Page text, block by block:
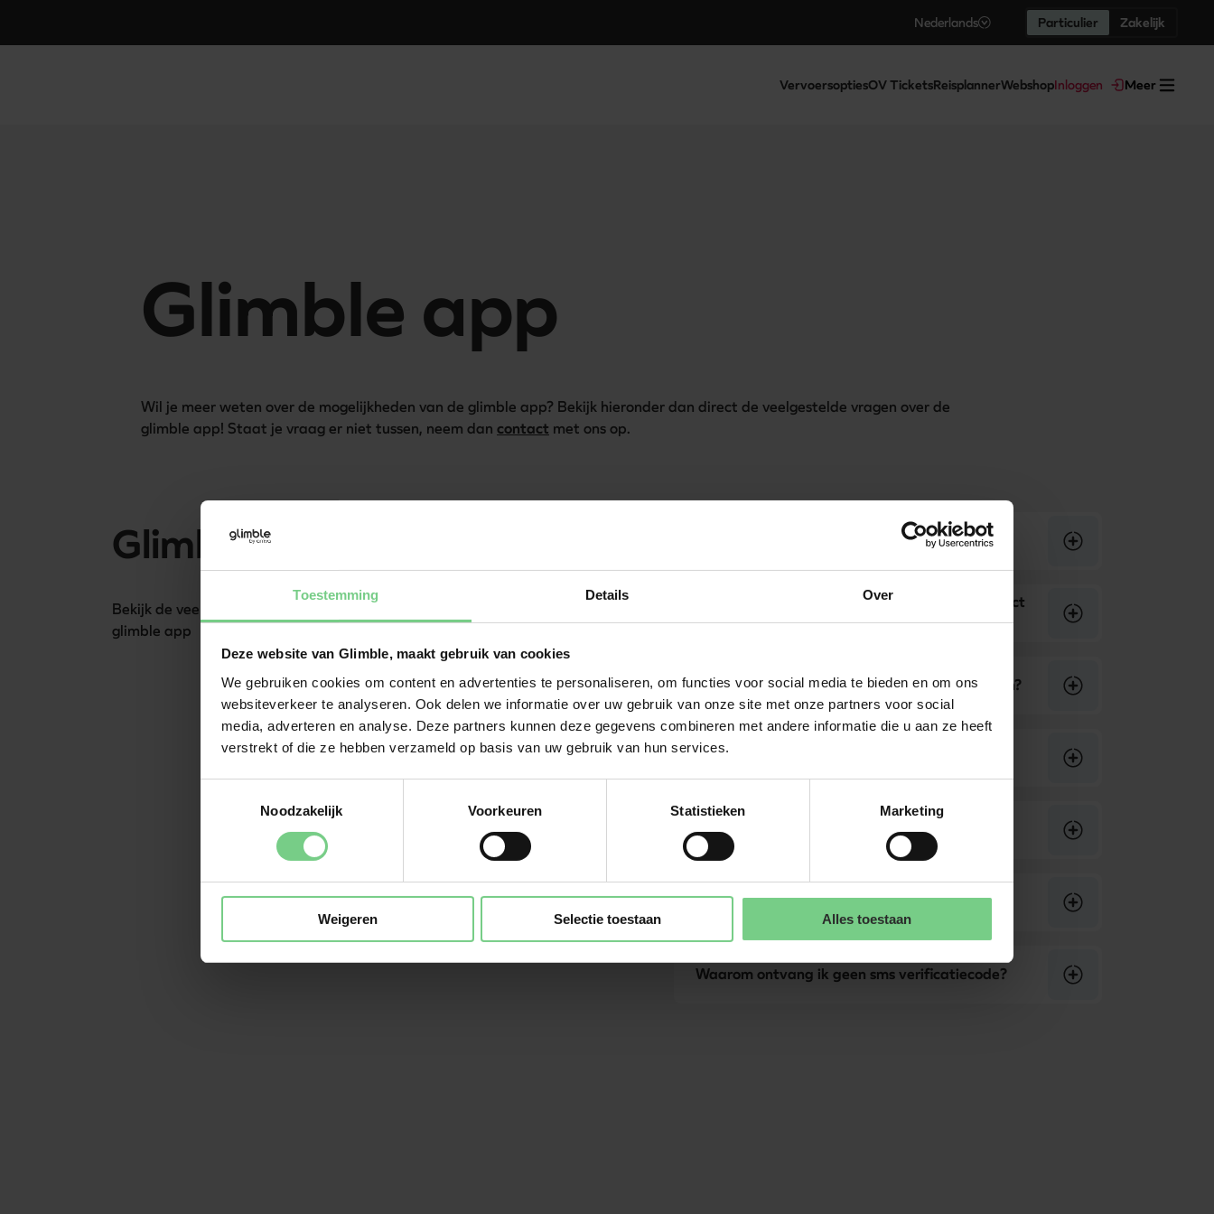
Toestemming Details Over
Deze website van Glimble, maakt gebruik van cookies
We gebruiken cookies om content en advertenties te personaliseren, om functies voor social media te bieden en om ons
websiteverkeer te analyseren. Ook delen we informatie over uw gebruik van onze site met onze partners voor social
media, adverteren en analyse. Deze partners kunnen deze gegevens combineren met andere informatie die u aan ze heeft
verstrekt of die ze hebben verzameld op basis van uw gebruik van hun services.
Noodzakelijk
Voorkeuren Statistieken Marketing
Weigeren Selectie toestaan Alles toestaan
Nederlands Particulier Zakelijk
VervoersoptiesOV TicketsReisplannerWebshopInloggen Meer
Glimble app
Wil je meer weten over de mogelijkheden van de glimble app? Bekijk hieronder dan direct de veelgestelde vragen over de
glimble app! Staat je vraag er niet tussen, neem dan contact met ons op.
Glimble app
Bekijk de veelgestelde vragen over de
glimble app
In welke talen is de glimble app beschikbaar?
Ik heb een vraag, hoe kan ik met iemand contact
opnemen?
Kun je in de glimble app ook dagkaarten kopen?
Ik ben in het buitenland en het lukt mij niet om
Kan ik mij NS kortingsproduct koppelen aan de
glimble app?
Waarom ontvang ik geen sms verificatiecode?